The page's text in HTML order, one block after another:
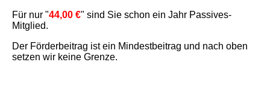
Für nur "44,00 €" sind Sie schon ein Jahr Passives-
Mitglied.
Der Förderbeitrag ist ein Mindestbeitrag und nach oben
setzen wir keine Grenze.